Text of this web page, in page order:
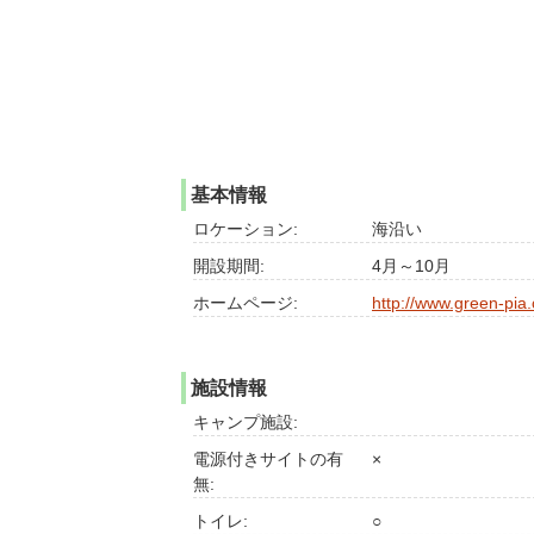
基本情報
ロケーション:
海沿い
開設期間:
4月～10月
ホームページ:
http://www.green-
施設情報
キャンプ施設:
電源付きサイトの有
無:
×
トイレ:
○